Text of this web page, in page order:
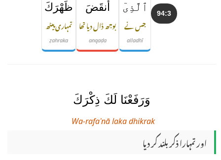
94:3 ٱلَّذِىٓ
جس نے
alladhī
أَنقَضَ
بوجھ ڈال دیا تھا
anqaḍa
ظَهْرَكَ
تمہاری پیٹھ
ẓahraka
وَرَفَعْنَا لَكَ ذِكْرَكَ
Wa-rafaʿnā laka dhikrak
اور تمہارا ذکر بلند کر دیا